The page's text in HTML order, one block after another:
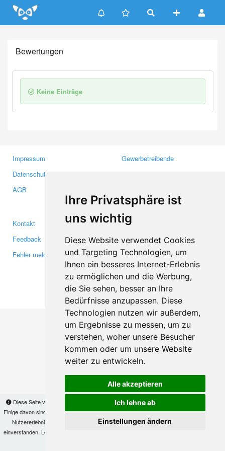
Ihre Privatsphäre ist
uns wichtig
Diese Website verwendet Cookies
und Targeting Technologien, um
Ihnen ein besseres Internet-Erlebnis
zu ermöglichen und die Werbung,
die Sie sehen, besser an Ihre
Bedürfnisse anzupassen. Diese
Technologien nutzen wir außerdem,
um Ergebnisse zu messen, um zu
verstehen, woher unsere Besucher
kommen oder um unsere Website
weiter zu entwickeln.
Alle akzeptieren
Ich lehne ab
Einstellungen ändern
Update cookies preferences
Diese Seite verwendet Cookies, um Informationen auf Ihrem Computer zu speichern.
Einige davon sind notwendig, damit unsere Seite funktioniert, andere helfen uns dabei, das
Nutzererlebnis zu verbessern. Mit der Nutzung dieser Seite erklären Sie sich damit
einverstanden. Lesen Sie unsere
Bewertungen
Keine Einträge
Impressum
Datenschutzerklärung
AGB
Gewerbetreibende
Medien
Kontakt
Feedback
Fehler melden
Facebook
Twitter
YouTube
Google+
Makis© Copyright 2026